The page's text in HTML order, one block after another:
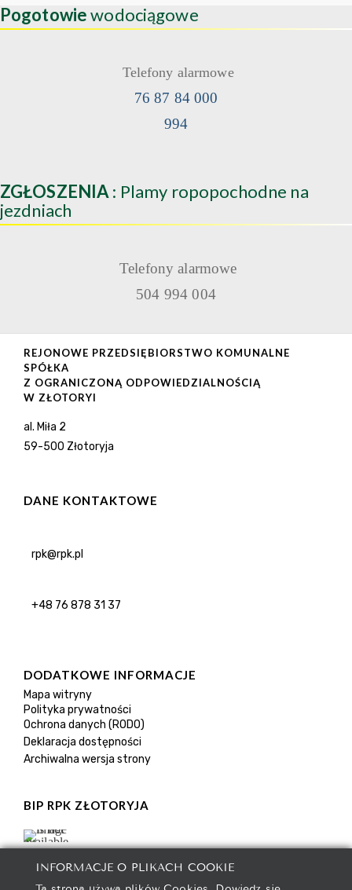
Pogotowiewodociągowe
Telefony alarmowe
76 87 84 000
994
ZGŁOSZENIA : Plamy ropopochodne na
jezdniach
Telefony alarmowe
504 994 004
REJONOWE PRZEDSIĘBIORSTWO KOMUNALNE
SPÓŁKA
Z OGRANICZONĄ ODPOWIEDZIALNOŚCIĄ
W ZŁOTORYI
al. Miła 2
59-500 Złotoryja
DANE KONTAKTOWE
rpk@rpk.pl
+48 76 878 31 37
DODATKOWE INFORMACJE
Mapa witryny
Polityka prywatności
Ochrona danych (RODO)
Deklaracja dostępności
Archiwalna wersja strony
BIP RPK ZŁOTORYJA
INFORMACJE O PLIKACH COOKIE